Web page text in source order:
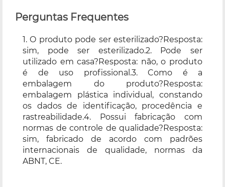
Perguntas Frequentes
1. O produto pode ser esterilizado?Resposta:
sim, pode ser esterilizado.2. Pode ser
utilizado em casa?Resposta: não, o produto
é de uso profissional.3. Como é a
embalagem do produto?Resposta:
embalagem plástica individual, constando
os dados de identificação, procedência e
rastreabilidade.4. Possui fabricação com
normas de controle de qualidade?Resposta:
sim, fabricado de acordo com padrões
internacionais de qualidade, normas da
ABNT, CE.